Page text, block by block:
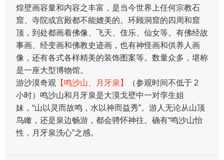
煌壁画容量和内容之丰富，是当今世界上任何宗教石
窟、寺院或宫殿都不能媲美的。环顾洞窟的四周和窟
顶，到处都画着佛像、飞天、伎乐、仙女等。有佛经故
事画、经变画和佛教史迹画，也有神怪画和供养人画
像，还有各式各样精美的装饰图案等。数量众多，堪称
是一座大型博物馆。
游沙漠奇观 【鸣沙山、月牙泉】
（参观时间不低于 2
小时）鸣沙山和月牙泉是大漠戈壁中一对孪生姐
妹，“山以灵而故鸣，水以神而益秀”。游人无论从山顶
鸟瞰，还是泉边畅游，都会骋怀神往。确有“鸣沙山怡
性，月牙泉洗心”之感。